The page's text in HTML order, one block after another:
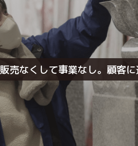
販売なくして事業なし。 顧客